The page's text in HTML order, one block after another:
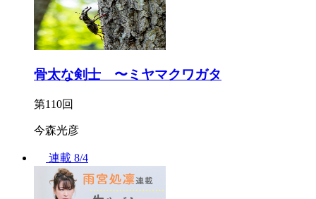
骨太な剣士 〜ミヤマクワガタ
第110回
今森光彦
連載 8/4